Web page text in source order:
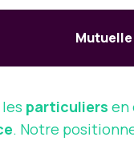
Mutuelle
particuliers en
. Notre